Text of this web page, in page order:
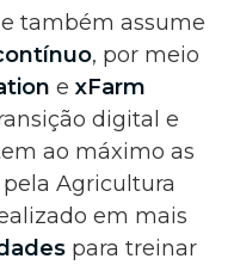
também assume
, por meio
e xFarm
digital e
ao máximo as
Agricultura
em mais
para treinar